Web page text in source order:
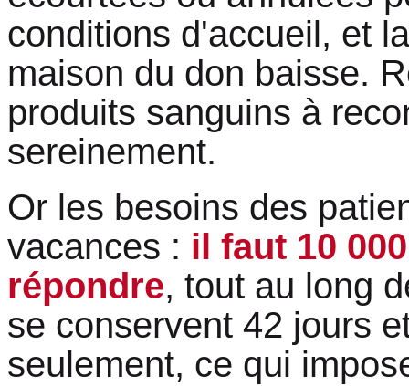
conditions d'accueil, et
maison du don baisse.
produits sanguins à
sereinement.
Or les besoins des
vacances : il faut 10
répondre, tout au long
se conservent 42 jours
seulement, ce qui